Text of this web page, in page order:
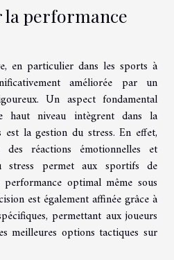
la performance
en particulier dans les sports à
améliorée par un
Un aspect fondamental
haut niveau intègrent dans la
la gestion du stress. En effet,
réactions émotionnelles et
stress permet aux sportifs de
optimal même sous
est également affinée grâce à
permettant aux joueurs
meilleures options tactiques sur